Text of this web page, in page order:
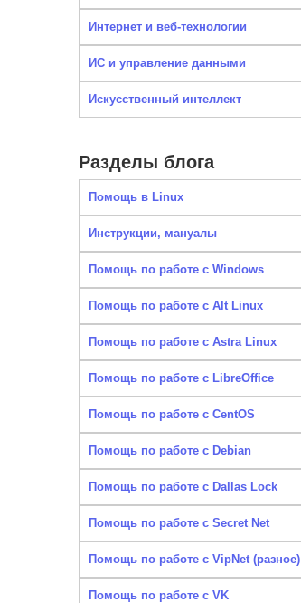
Интернет и веб-технологии
ИС и управление данными
Искусственный интеллект
Разделы блога
Помощь в Linux
Инструкции, мануалы
Помощь по работе с Windows
Помощь по работе с Alt Linux
Помощь по работе с Astra Linux
Помощь по работе с LibreOffice
Помощь по работе с CentOS
Помощь по работе с Debian
Помощь по работе с Dallas Lock
Помощь по работе с Secret Net
Помощь по работе с VipNet (разное)
Помощь по работе с VK